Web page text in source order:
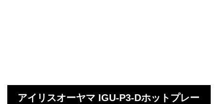
アイリスオーヤマ IGU-P3-Dホットプレー